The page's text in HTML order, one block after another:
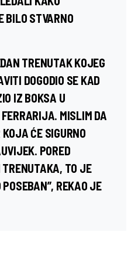
BILO STVARNO
TRENUTAK KOJEG
DOGODIO SE KAD
IZ BOKSA U
MISLIM DA
ĆE SIGURNO
PORED
TO JE
REKAO JE